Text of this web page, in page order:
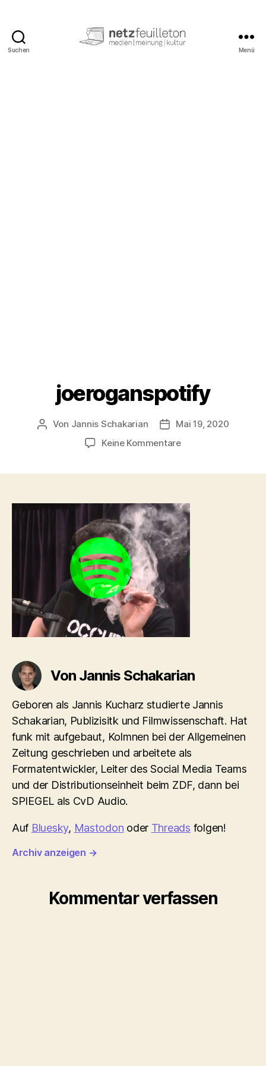
Suchen Menü
joeroganspotify
Beitragsautor
Von Jannis Schakarian
Mai 19, 2020
Keine Kommentarezu
Von Jannis Schakarian
Geboren als Jannis Kucharz studierte Jannis
Schakarian, Publizisitk und Filmwissenschaft. Hat
funk mit aufgebaut, Kolmnen bei der Allgemeinen
Zeitung geschrieben und arbeitete als
Formatentwickler, Leiter des Social Media Teams
und der Distributionseinheit beim ZDF, dann bei
SPIEGEL als CvD Audio.
Auf Bluesky, Mastodon oder Threads folgen!
Archiv anzeigen →
Kommentar verfassen